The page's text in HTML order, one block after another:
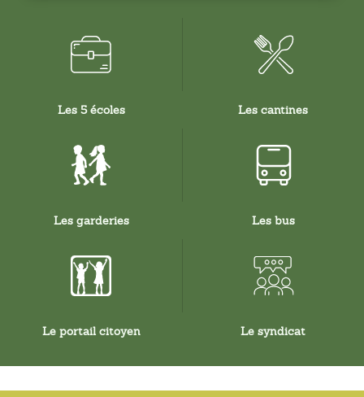
Les 5 écoles Les cantines
Les garderies Les bus
Le portail citoyen Le syndicat